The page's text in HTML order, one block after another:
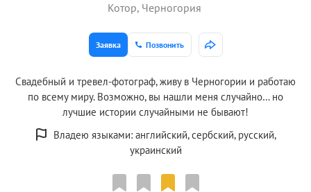
Котор, Черногория
Заявка Позвонить
Свадебный и тревел-фотограф, живу в Черногории и работаю
по всему миру. Возможно, вы нашли меня случайно… но
лучшие истории случайными не бывают!
Владею языками: английский, сербский, русский,
украинский